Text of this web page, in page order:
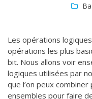
Les opérations
opérations les plus
bit. Nous allons voir
logiques utilisées par
que l’on peux
ensembles pour faire